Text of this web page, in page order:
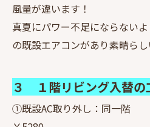
風量が違います！
真夏にパワー不足にならない
の既設エアコンがあり素晴ら
３ １階リビング入替の
①既設AC取り外し：同一階